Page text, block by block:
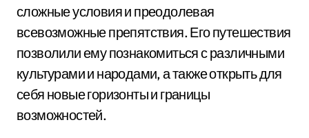
сложные условия и преодолевая
всевозможные препятствия. Его путешествия
позволили ему познакомиться с различными
культурами и народами, а также открыть для
себя новые горизонты и границы
возможностей.